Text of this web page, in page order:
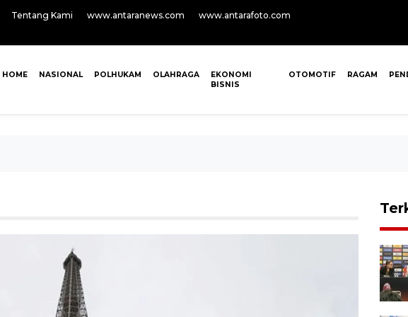
Tentang Kami www.antaranews.com
www.antarafoto.com
HOME NASIONAL POLHUKAM OLAHRAGA
EKONOMI
BISNIS
OTOMOTIF RAGAM